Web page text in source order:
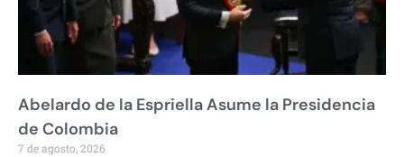
Abelardo de la Espriella Asume la Presidencia
de Colombia
7 de agosto, 2026